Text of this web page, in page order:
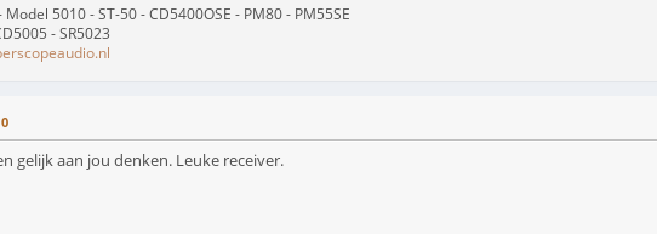
5010 - ST-50 - CD5400OSE - PM80 - PM55SE
- SR5023
gelijk aan jou denken. Leuke receiver.